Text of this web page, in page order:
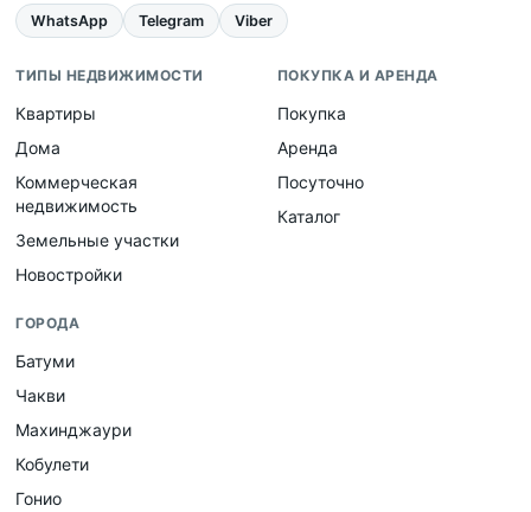
WhatsApp Telegram Viber
ТИПЫ НЕДВИЖИМОСТИ
Квартиры
Дома
Коммерческая
недвижимость
Земельные участки
Новостройки
ПОКУПКА И АРЕНДА
Покупка
Аренда
Посуточно
Каталог
ГОРОДА
Батуми
Чакви
Махинджаури
Кобулети
Гонио